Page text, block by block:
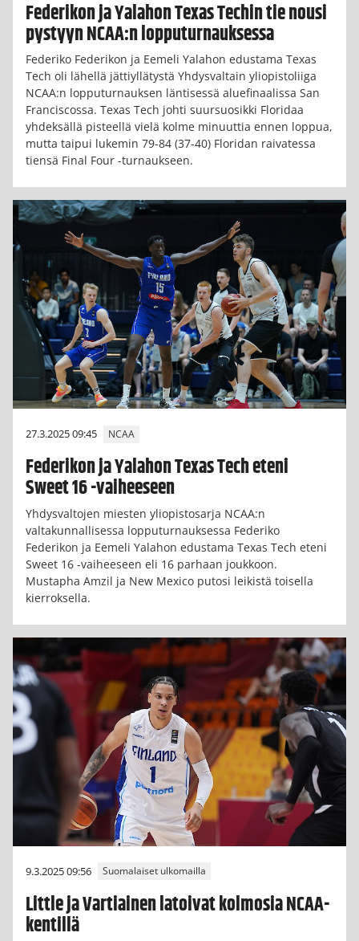
Federikon ja Yalahon Texas Techin tie nousi
pystyyn NCAA:n lopputurnauksessa
Federiko Federikon ja Eemeli Yalahon edustama Texas
Tech oli lähellä jättiyllätystä Yhdysvaltain yliopistoliiga
NCAA:n lopputurnauksen läntisessä aluefinaalissa San
Franciscossa. Texas Tech johti suursuosikki Floridaa
yhdeksällä pisteellä vielä kolme minuuttia ennen loppua,
mutta taipui lukemin 79-84 (37-40) Floridan raivatessa
tiensä Final Four -turnaukseen.
27.3.2025 09:45 NCAA
Federikon ja Yalahon Texas Tech eteni
Sweet 16 -vaiheeseen
Yhdysvaltojen miesten yliopistosarja NCAA:n
valtakunnallisessa lopputurnauksessa Federiko
Federikon ja Eemeli Yalahon edustama Texas Tech eteni
Sweet 16 -vaiheeseen eli 16 parhaan joukkoon.
Mustapha Amzil ja New Mexico putosi leikistä toisella
kierroksella.
9.3.2025 09:56 Suomalaiset ulkomailla
Little ja Vartiainen latoivat kolmosia NCAA-
kentillä